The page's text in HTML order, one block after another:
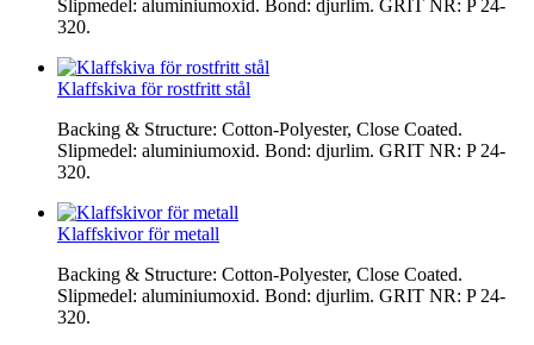
Slipmedel: aluminiumoxid. Bond: djurlim. GRIT NR: P 24-
320.
Klaffskiva för rostfritt stål
Backing & Structure: Cotton-Polyester, Close Coated.
Slipmedel: aluminiumoxid. Bond: djurlim. GRIT NR: P 24-
320.
Klaffskivor för metall
Backing & Structure: Cotton-Polyester, Close Coated.
Slipmedel: aluminiumoxid. Bond: djurlim. GRIT NR: P 24-
320.